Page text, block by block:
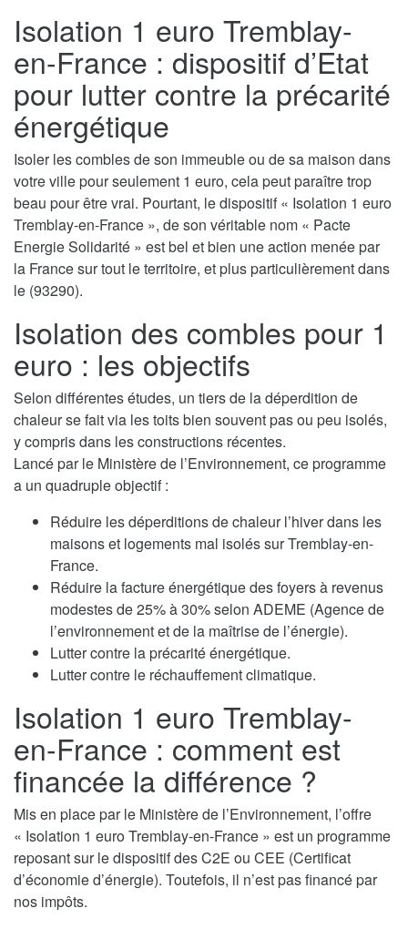
Isolation 1 euro Tremblay-
en-France : dispositif d’Etat
pour lutter contre la précarité
énergétique
Isoler les combles de son immeuble ou de sa maison dans
votre ville pour seulement 1 euro, cela peut paraître trop
beau pour être vrai. Pourtant, le dispositif « Isolation 1 euro
Tremblay-en-France », de son véritable nom « Pacte
Energie Solidarité » est bel et bien une action menée par
la France sur tout le territoire, et plus particulièrement dans
le (93290).
Isolation des combles pour 1
euro : les objectifs
Selon différentes études, un tiers de la déperdition de
chaleur se fait via les toits bien souvent pas ou peu isolés,
y compris dans les constructions récentes.
Lancé par le Ministère de l’Environnement, ce programme
a un quadruple objectif :
Réduire les déperditions de chaleur l’hiver dans les
maisons et logements mal isolés sur Tremblay-en-
France.
Réduire la facture énergétique des foyers à revenus
modestes de 25% à 30% selon ADEME (Agence de
l’environnement et de la maîtrise de l’énergie).
Lutter contre la précarité énergétique.
Lutter contre le réchauffement climatique.
Isolation 1 euro Tremblay-
en-France : comment est
financée la différence ?
Mis en place par le Ministère de l’Environnement, l’offre
« Isolation 1 euro Tremblay-en-France » est un programme
reposant sur le dispositif des C2E ou CEE (Certificat
d’économie d’énergie). Toutefois, il n’est pas financé par
nos impôts.